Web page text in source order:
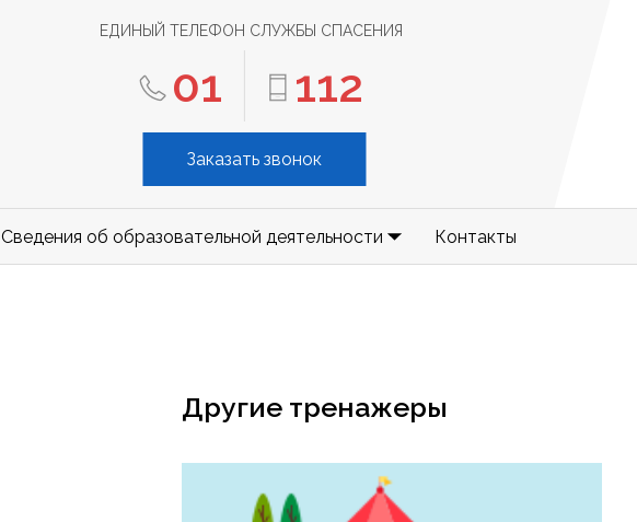
ЕДИНЫЙ ТЕЛЕФОН СЛУЖБЫ СПАСЕНИЯ
01 112
Заказать звонок
Сведения об образовательной деятельности Контакты
Другие тренажеры